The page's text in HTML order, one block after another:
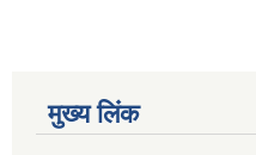
मुख्य लिंक